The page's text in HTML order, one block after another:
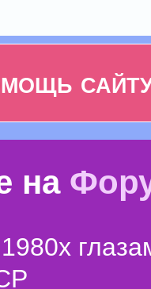
на